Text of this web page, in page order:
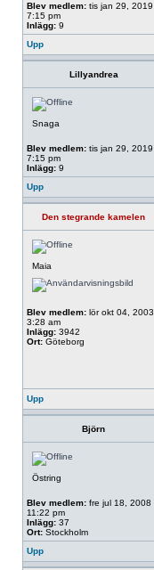
Blev medlem: tis jan 29, 2019
7:15 pm
Inlägg: 9
Upp
Lillyandrea
Snaga
Blev medlem: tis jan 29, 2019
7:15 pm
Inlägg: 9
Upp
Den stegrande kamelen
Maia
Blev medlem: lör okt 04, 2003
3:28 am
Inlägg: 3942
Ort: Göteborg
Upp
Björn
Östring
Blev medlem: fre jul 18, 2008
11:22 pm
Inlägg: 37
Ort: Stockholm
Upp